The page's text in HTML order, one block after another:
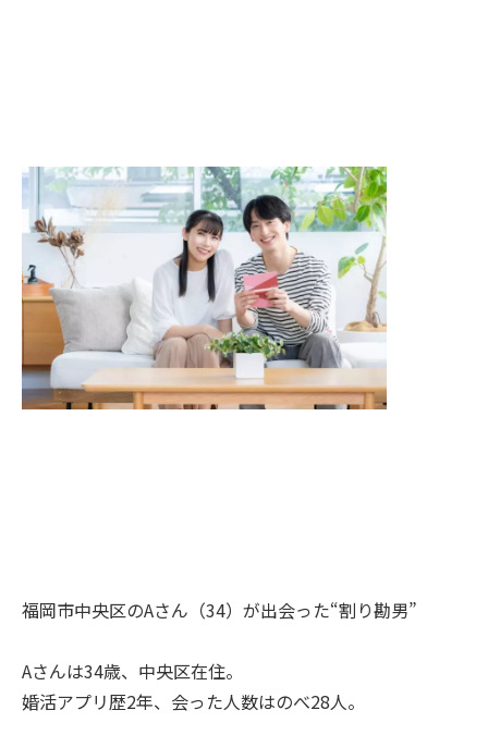
福岡市中央区のAさん（34）が出会った“割り勘男”
Aさんは34歳、中央区在住。
婚活アプリ歴2年、会った人数はのべ28人。